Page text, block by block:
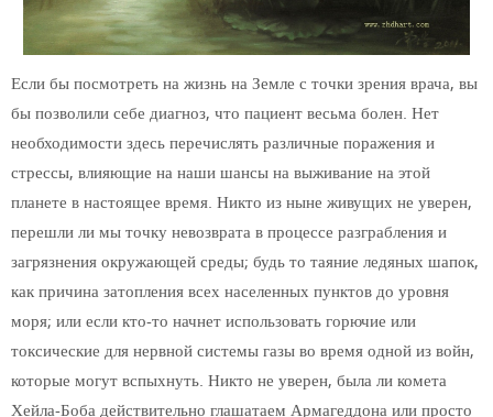
Если бы посмотреть на жизнь на Земле с точки зрения врача, вы
бы позволили себе диагноз, что пациент весьма болен. Нет
необходимости здесь перечислять различные поражения и
стрессы, влияющие на наши шансы на выживание на этой
планете в настоящее время. Никто из ныне живущих не уверен,
перешли ли мы точку невозврата в процессе разграбления и
загрязнения окружающей среды; будь то таяние ледяных шапок,
как причина затопления всех населенных пунктов до уровня
моря; или если кто-то начнет использовать горючие или
токсические для нервной системы газы во время одной из войн,
которые могут вспыхнуть. Никто не уверен, была ли комета
Хейла-Боба действительно глашатаем Армагеддона или просто